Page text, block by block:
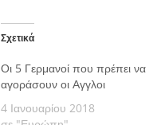
Σχετικά
Οι 5 Γερμανοί που πρέπει να
αγοράσουν οι Αγγλοι
4 Ιανουαρίου 2018